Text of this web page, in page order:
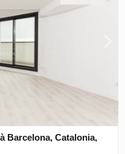
Barcelona, Catalonia,